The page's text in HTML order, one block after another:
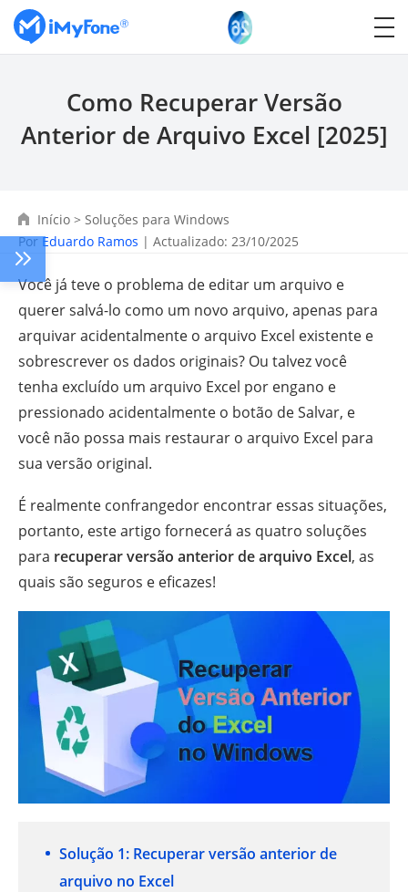
Como Recuperar Versão
Anterior de Arquivo Excel [2025]
Início > Soluções para Windows
PorEduardo Ramos | Actualizado: 23/10/2025
Você já teve o problema de editar um arquivo e
querer salvá-lo como um novo arquivo, apenas para
arquivar acidentalmente o arquivo Excel existente e
sobrescrever os dados originais? Ou talvez você
tenha excluído um arquivo Excel por engano e
pressionado acidentalmente o botão de Salvar, e
você não possa mais restaurar o arquivo Excel para
sua versão original.
É realmente confrangedor encontrar essas situações,
portanto, este artigo fornecerá as quatro soluções
para recuperar versão anterior de arquivo Excel, as
quais são seguros e eficazes!
Solução 1: Recuperar versão anterior de
arquivo no Excel